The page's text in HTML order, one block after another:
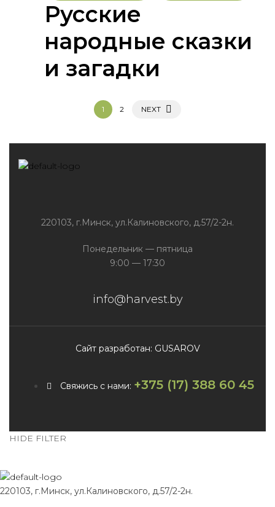
Русские
народные сказки
и загадки
1 2 NEXT
220103, г.Минск, ул.Калиновского, д.57/2-2н.
Понедельник — пятница
9:00 — 17:30
info@harvest.by
Сайт разработан: GUSAROV
Свяжись с нами: +375 (17) 388 60 45
HIDE FILTER
220103, г.Минск, ул.Калиновского, д.57/2-2н.